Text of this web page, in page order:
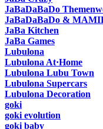
JaBaDaBaDo
JaBaDaBaDo &
JaBa Kitchen
JaBa Games
Lubulona
Lubulona At·Home
Lubulona Lubu Town
Lubulona Supercars
Lubulona Decoration
goki
goki evolution
goki baby